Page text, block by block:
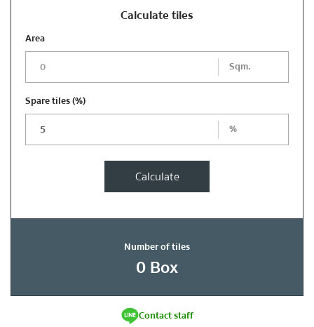
Calculate tiles
Area
Sqm.
Spare tiles(%)
%
Calculate
Number of tiles
0Box
Contact staff